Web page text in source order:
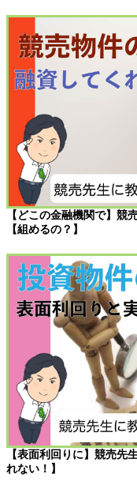
【どこの金融機関で】競
【組めるの？】
【表面利回りに】競売先
れない！】